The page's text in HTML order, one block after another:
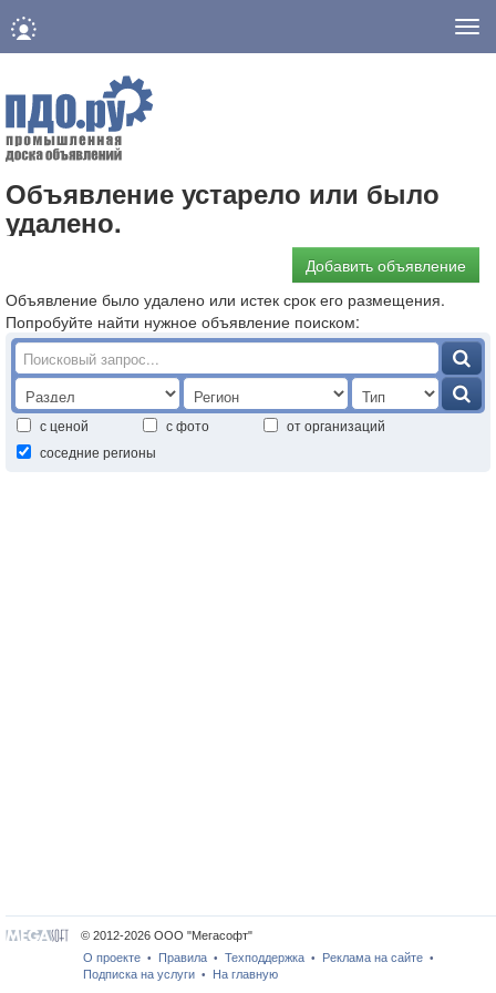
Объявление устарело или было
удалено.
Добавить объявление
Объявление было удалено или истек срок его размещения.
Попробуйте найти нужное объявление поиском:
с ценой с фото
от организаций
соседние регионы
© 2012-2026 ООО "Мегасофт"
О проекте • Правила • Техподдержка • Реклама на сайте •
Подписка на услуги • На главную